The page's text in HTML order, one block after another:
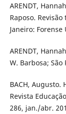
ARENDT,
Raposo.
Janeiro:
ARENDT,
W. Barbosa; São
BACH, Augusto.
Revista
286, jan./abr.